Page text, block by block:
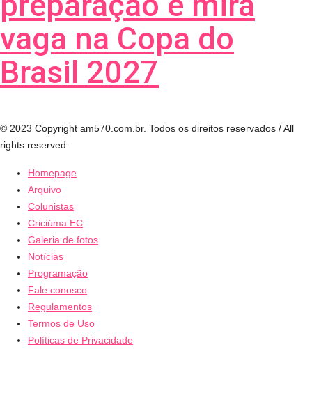
vaga na Copa do
Brasil 2027
© 2023 Copyright am570.com.br. Todos os direitos reservados / All
rights reserved.
Homepage
Arquivo
Colunistas
Criciúma EC
Galeria de fotos
Notícias
Programação
Fale conosco
Regulamentos
Termos de Uso
Políticas de Privacidade